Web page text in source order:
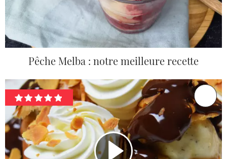
Pêche Melba : notre meilleure recette